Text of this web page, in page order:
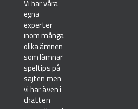
Vi har våra
egna
experter
inom många
olika ämnen
som lämnar
speltips på
sajten men
vi har även i
chatten